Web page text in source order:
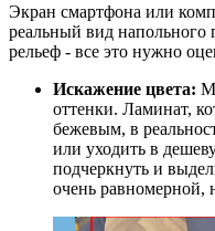
Экран смартфона или
реальный вид напольного
рельеф - все это нужно
Искажение цвета:
оттенки. Ламинат,
бежевым, в
или уходить в
подчеркнуть и
очень равномерной,